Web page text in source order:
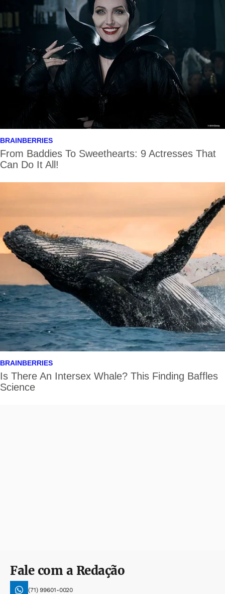
Fale com a Redação
(71) 99601-0020